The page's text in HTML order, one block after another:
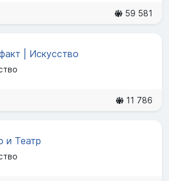
59 581
| Искусство
11 786
и Театр